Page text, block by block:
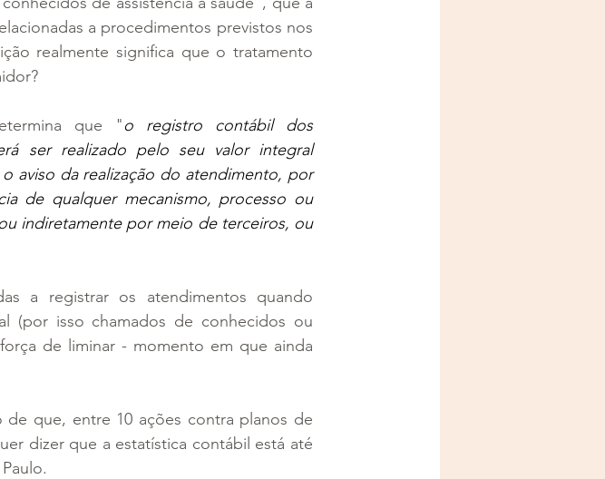
a procedimentos previstos nos
realmente significa que o tratamento
que "o registro contábil dos
ser realizado pelo seu valor integral
aviso da realização do atendimento, por
de qualquer mecanismo, processo ou
indiretamente por meio de terceiros, ou
a registrar os atendimentos quando
de liminar - momento em que ainda
que, entre 10 ações contra planos de
dizer que a estatística contábil está até